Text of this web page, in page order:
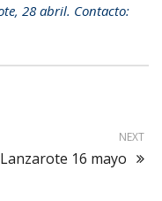
28 abril. Contacto:
NEXT
16 mayo